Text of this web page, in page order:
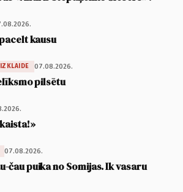
kausu
07.08.2026.
pilsētu
07.08.2026.
čau puika no Somijas. Ik vasaru